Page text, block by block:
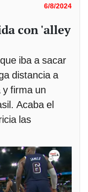
6/8/2024
con 'alley
iba a sacar
distancia a
y firma un
Acaba el
las